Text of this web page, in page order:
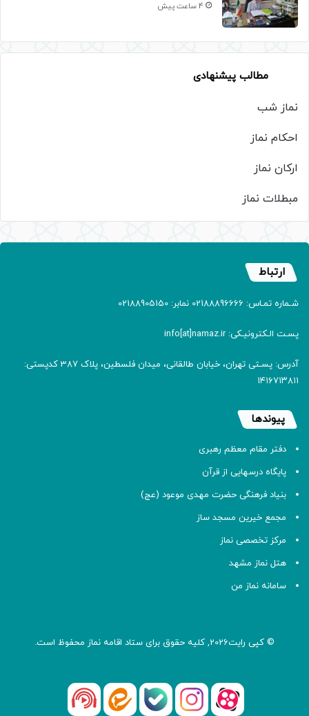
4 ساعت پیش
مطالب پیشنهادی
نماز شب
احکام نماز
ارکان نماز
مبطلات نماز
ارتباط
شـماره تمـاس: 02188896666 نمابر: 02188905150
پسـت الـکترونیـکی: info[at]namaz.ir
آدرس: پسـتی تهران، خیابان طالقانی، میدان فلسطین، پلاک 387 کدپستی:
۱۴۱۶۷۱۳۸۱۱
پیوندها
دفتر مقام معظم رهبری
پایگاه درسهایی از قرآن
بنیاد فرهنگی حضرت مهدی موعود (عج)
مجمع خیرین مسجد ساز
مرکز تخصصی نماز
هتل نماز مشهد
سامانه نماز من
© کپی رایت2026, کلیه حقوق برای ستاد اقامه نماز محفوظ است.
آپارات اینستاگرام
بله ایتا